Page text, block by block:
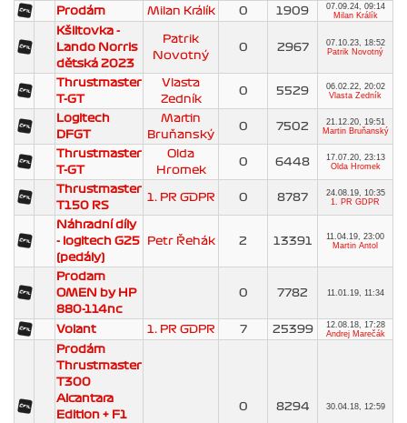
Prodám Milan Králík 0 1909
07.09.24, 09:14
Milan Králík
Kšiltovka -
Lando Norris
dětská 2023
Patrik
Novotný
0 2967
07.10.23, 18:52
Patrik Novotný
Thrustmaster
T-GT
Vlasta
Zedník
0 5529
06.02.22, 20:02
Vlasta Zedník
Logitech
DFGT
Martin
Bruňanský
0 7502
21.12.20, 19:51
Martin Bruňanský
Thrustmaster
T-GT
Olda
Hromek
0 6448
17.07.20, 23:13
Olda Hromek
Thrustmaster
T150 RS
1. PR GDPR 0 8787
24.08.19, 10:35
1. PR GDPR
Náhradní díly
- logitech G25
(pedály)
Petr Řehák 2 13391
11.04.19, 23:00
Martin Antol
Prodam
OMEN by HP
880-114nc
0 7782 11.01.19, 11:34
Volant 1. PR GDPR 7 25399
12.08.18, 17:28
Andrej Marečák
Prodám
Thrustmaster
T300
Alcantara
Edition + F1
0 8294 30.04.18, 12:59